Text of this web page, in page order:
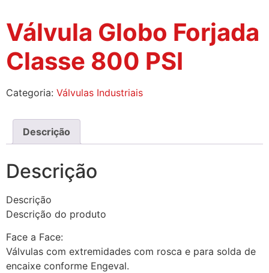
Válvula Globo Forjada
Classe 800 PSI
Categoria: Válvulas Industriais
Descrição
Descrição
Descrição
Descrição do produto
Face a Face:
Válvulas com extremidades com rosca e para solda de
encaixe conforme Engeval.